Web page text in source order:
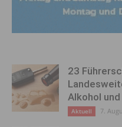
23
Alkohol
Aktuell 7.